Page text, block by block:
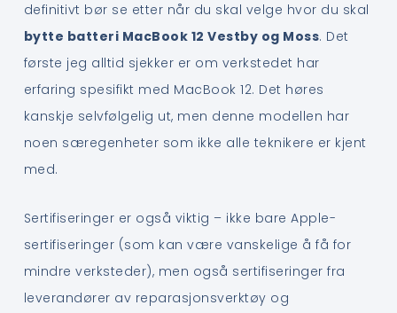
definitivt bør se etter når du skal velge hvor du skal
bytte batteri MacBook 12 Vestby og Moss. Det
første jeg alltid sjekker er om verkstedet har
erfaring spesifikt med MacBook 12. Det høres
kanskje selvfølgelig ut, men denne modellen har
noen særegenheter som ikke alle teknikere er kjent
med.
Sertifiseringer er også viktig – ikke bare Apple-
sertifiseringer (som kan være vanskelige å få for
mindre verksteder), men også sertifiseringer fra
leverandører av reparasjonsverktøy og